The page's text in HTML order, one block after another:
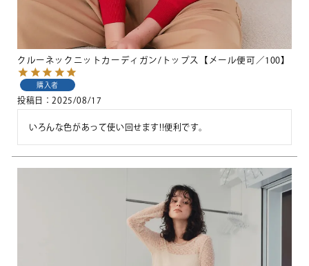
クルーネックニットカーディガン/トップス【メール便可／100】
購入者
投稿日 2025/08/17
いろんな色があって使い回せます!!便利です。